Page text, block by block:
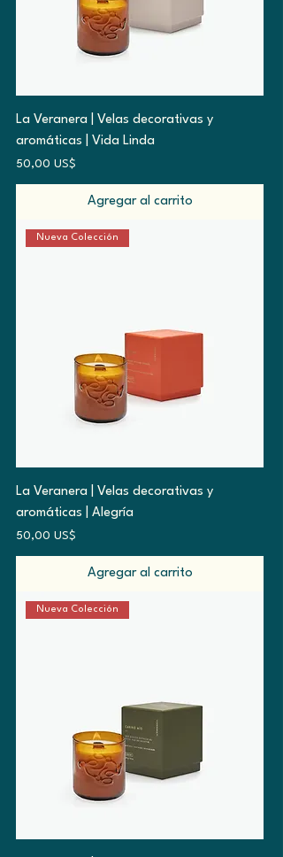
La Veranera | Velas decorativas y
aromáticas | Vida Linda
Precio
50,00 US$
Agregar al carrito
Nueva Colección
La Veranera | Velas decorativas y
aromáticas | Alegría
Precio
50,00 US$
Agregar al carrito
Nueva Colección